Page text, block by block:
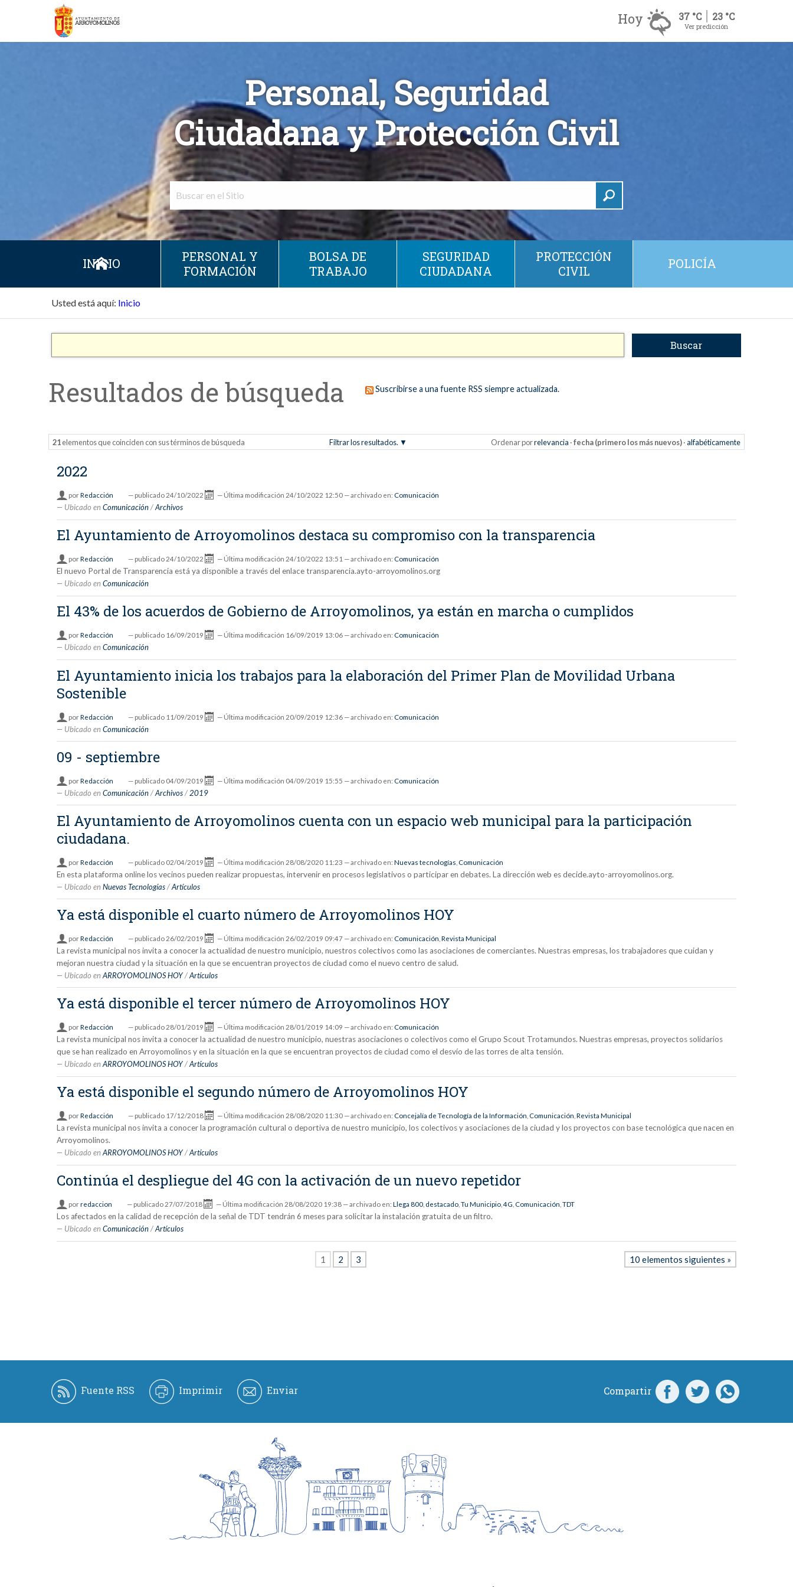
Hoy 37 °C 23 °C
Ver predicción
Personal, Seguridad
Ciudadana y Protección Civil
INICIO
PERSONAL Y
FORMACIÓN
BOLSA DE
TRABAJO
SEGURIDAD
CIUDADANA
PROTECCIÓN
CIVIL
POLICÍA
Usted está aquí: Inicio
Resultados de búsqueda Suscribirse a una fuente RSS siempre actualizada.
21elementos que coinciden con sus términos de búsqueda Filtrar los resultados. Ordenar porrelevancia ·fecha (primero los más nuevos) ·alfabéticamente
2022
porRedacción — publicado24/10/2022 — Última modificación 24/10/2022 12:50 — archivado en: Comunicación
Ubicado en Comunicación /Archivos
El Ayuntamiento de Arroyomolinos destaca su compromiso con la transparencia
porRedacción — publicado24/10/2022 — Última modificación 24/10/2022 13:51 — archivado en: Comunicación
El nuevo Portal de Transparencia está ya disponible a través del enlace transparencia.ayto-arroyomolinos.org
Ubicado en Comunicación
El 43% de los acuerdos de Gobierno de Arroyomolinos, ya están en marcha o cumplidos
porRedacción — publicado16/09/2019 — Última modificación 16/09/2019 13:06 — archivado en: Comunicación
Ubicado en Comunicación
El Ayuntamiento inicia los trabajos para la elaboración del Primer Plan de Movilidad Urbana
Sostenible
porRedacción — publicado11/09/2019 — Última modificación 20/09/2019 12:36 — archivado en: Comunicación
Ubicado en Comunicación
09 - septiembre
porRedacción — publicado04/09/2019 — Última modificación 04/09/2019 15:55 — archivado en: Comunicación
Ubicado en Comunicación /Archivos / 2019
El Ayuntamiento de Arroyomolinos cuenta con un espacio web municipal para la participación
ciudadana.
porRedacción — publicado02/04/2019 — Última modificación 28/08/2020 11:23 — archivado en:Nuevas tecnologías Comunicación
En esta plataforma online los vecinos pueden realizar propuestas, intervenir en procesos legislativos o participar en debates. La dirección web es decide.ayto-arroyomolinos.org.
Ubicado en Nuevas Tecnologías /Artículos
Ya está disponible el cuarto número de Arroyomolinos HOY
porRedacción — publicado26/02/2019 — Última modificación 26/02/2019 09:47 — archivado en: Comunicación ,Revista Municipal
La revista municipal nos invita a conocer la actualidad de nuestro municipio, nuestros colectivos como las asociaciones de comerciantes. Nuestras empresas, los trabajadores que cuidan y
mejoran nuestra ciudad y la situación en la que se encuentran proyectos de ciudad como el nuevo centro de salud.
Ubicado en ARROYOMOLINOS HOY /Artículos
Ya está disponible el tercer número de Arroyomolinos HOY
porRedacción — publicado28/01/2019 — Última modificación 28/01/2019 14:09 — archivado en: Comunicación
La revista municipal nos invita a conocer la actualidad de nuestro municipio, nuestras asociaciones o colectivos como el Grupo Scout Trotamundos. Nuestras empresas, proyectos solidarios
que se han realizado en Arroyomolinos y en la situación en la que se encuentran proyectos de ciudad como el desvío de las torres de alta tensión.
Ubicado en ARROYOMOLINOS HOY /Artículos
Ya está disponible el segundo número de Arroyomolinos HOY
porRedacción — publicado17/12/2018 — Última modificación 28/08/2020 11:30 — archivado en: Concejalía de Tecnología de la Información Comunicación ,Revista Municipal
La revista municipal nos invita a conocer la programación cultural o deportiva de nuestro municipio, los colectivos y asociaciones de la ciudad y los proyectos con base tecnológica que nacen en
Arroyomolinos.
Ubicado en ARROYOMOLINOS HOY /Artículos
Continúa el despliegue del 4G con la activación de un nuevo repetidor
porredaccion — publicado27/07/2018 — Última modificación 28/08/2020 19:38 — archivado en:Llega 800 destacado ,Tu Municipio ,4G Comunicación ,TDT
Los afectados en la calidad de recepción de la señal de TDT tendrán 6 meses para solicitar la instalación gratuita de un filtro.
Ubicado en Comunicación /Artículos
10 elementos siguientes »
1 2 3
Fuente RSS Imprimir Enviar Compartir